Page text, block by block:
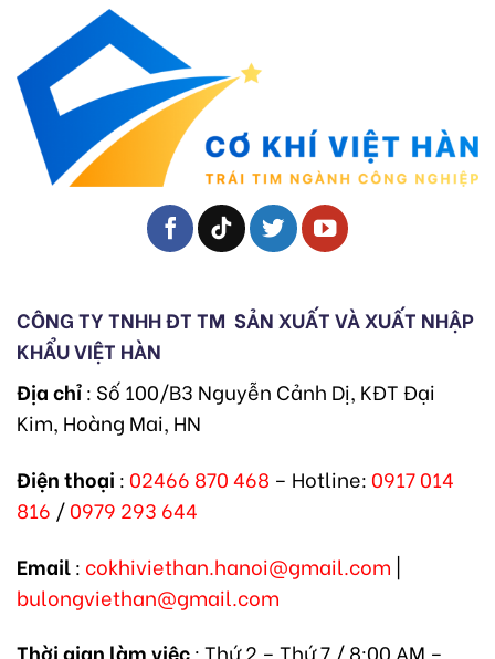
CÔNG TY TNHH ĐT TM SẢN XUẤT VÀ XUẤT NHẬP
KHẨU VIỆT HÀN
Địa chỉ: Số 100/B3 Nguyễn Cảnh Dị, KĐT Đại
Kim, Hoàng Mai, HN
Điện thoại : 02466 870 468 – Hotline: 0917 014
816 /0979 293 644
Email: cokhiviethan.hanoi@gmail.com |
bulongviethan@gmail.com
Thời gian làm việc: Thứ 2 – Thứ 7 / 8:00 AM –